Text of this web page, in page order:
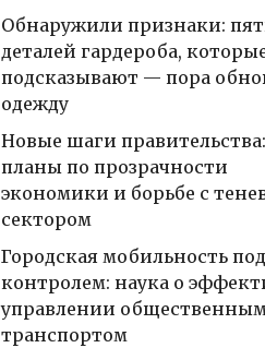
Обнаружили признаки:
деталей гардероба,
подсказывают — пора
одежду
Новые шаги правительства:
планы по прозрачности
экономики и борьбе с
сектором
Городская мобильность под
контролем: наука о
управлении
транспортом